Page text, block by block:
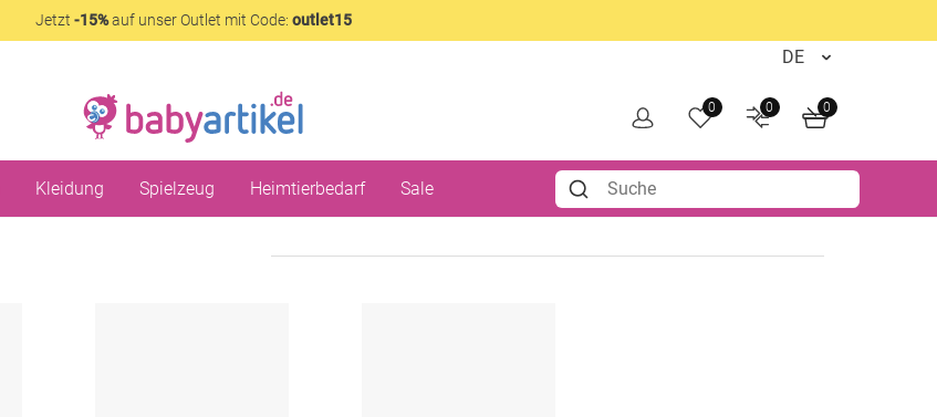
Jetzt -15%auf unser Outlet mit Code: outlet15
0 0 0
Kleidung Spielzeug Heimtierbedarf Sale